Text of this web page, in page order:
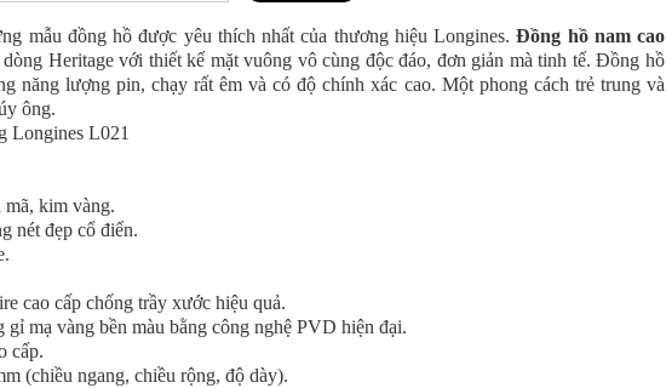
mẫu đồng hồ được yêu thích nhất của thương hiệu Longines.Đồng hồ nam cao
dòng Heritage với thiết kế mặt vuông vô cùng độc đáo, đơn giản mà tinh tế. Đồng hồ
năng lượng pin, chạy rất êm và có độ chính xác cao. Một phong cách trẻ trung và
ông.
mã, kim vàng.
nét đẹp cổ điển.
cao cấp chống trầy xước hiệu quả.
mạ vàng bền màu bằng công nghệ PVD hiện đại.
cấp.
(chiều ngang, chiều rộng, độ dày).